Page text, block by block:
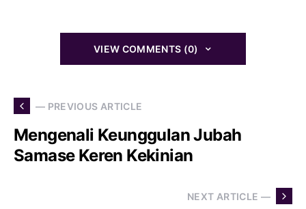
VIEW COMMENTS (0)
— PREVIOUS ARTICLE
Mengenali Keunggulan Jubah
Samase Keren Kekinian
NEXT ARTICLE —